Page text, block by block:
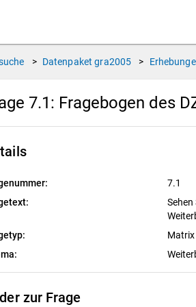
> Datenpaket gra2005 >
7.1: Fragebogen des
7.1
Matrix
zur Frage